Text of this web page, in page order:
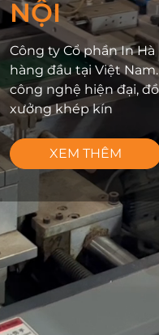
NỘI
Công ty Cổ phần In
hàng đầu tại Việt
công nghệ hiện đại,
xưởng khép kín
XEM THÊM